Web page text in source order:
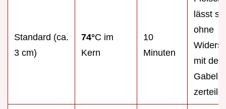
Standard (ca.
3 cm)
74°C im
Kern
10
Minuten
lässt
ohne
mit der
Gabel